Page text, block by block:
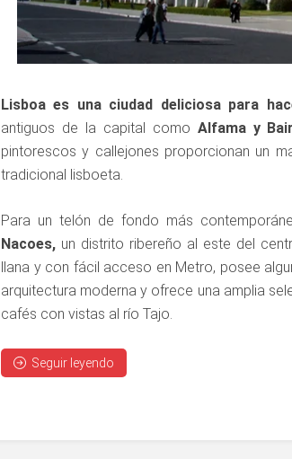
Lisboa es una ciudad deliciosa para
antiguos de la capital como Alfama y
pintorescos y callejones proporcionan un
tradicional lisboeta.
Para un telón de fondo más
Nacoes, un distrito ribereño al este del
llana y con fácil acceso en Metro, posee
arquitectura moderna y ofrece una amplia
cafés con vistas al río Tajo.
Seguir leyendo